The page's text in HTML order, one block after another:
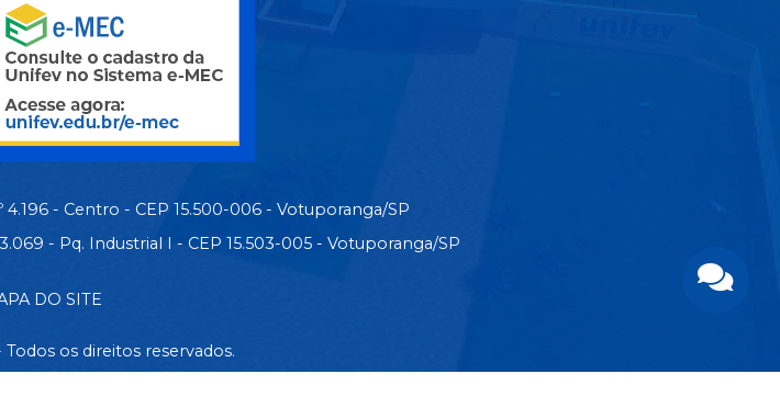
- Centro - CEP 15.500-006 - Votuporanga/SP
- Pq. Industrial I - CEP 15.503-005 - Votuporanga/SP
DO SITE
os direitos reservados.